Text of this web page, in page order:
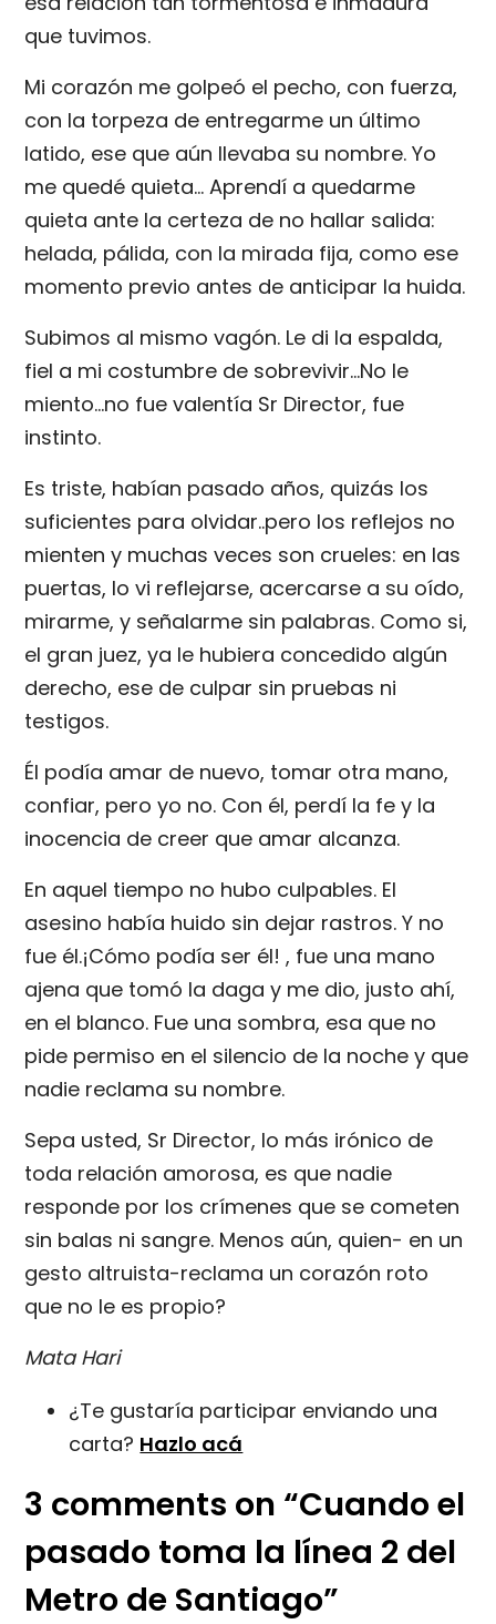
que tuvimos.
Mi corazón me golpeó el pecho, con fuerza,
con la torpeza de entregarme un último
latido, ese que aún llevaba su nombre. Yo
me quedé quieta… Aprendí a quedarme
quieta ante la certeza de no hallar salida:
helada, pálida, con la mirada fija, como ese
momento previo antes de anticipar la huida.
Subimos al mismo vagón. Le di la espalda,
fiel a mi costumbre de sobrevivir…No le
miento...no fue valentía Sr Director, fue
instinto.
Es triste, habían pasado años, quizás los
suficientes para olvidar..pero los reflejos no
mienten y muchas veces son crueles: en las
puertas, lo vi reflejarse, acercarse a su oído,
mirarme, y señalarme sin palabras. Como si,
el gran juez, ya le hubiera concedido algún
derecho, ese de culpar sin pruebas ni
testigos.
Él podía amar de nuevo, tomar otra mano,
confiar, pero yo no. Con él, perdí la fe y la
inocencia de creer que amar alcanza.
En aquel tiempo no hubo culpables. El
asesino había huido sin dejar rastros. Y no
fue él.¡Cómo podía ser él! , fue una mano
ajena que tomó la daga y me dio, justo ahí,
en el blanco. Fue una sombra, esa que no
pide permiso en el silencio de la noche y que
nadie reclama su nombre.
Sepa usted, Sr Director, lo más irónico de
toda relación amorosa, es que nadie
responde por los crímenes que se cometen
sin balas ni sangre. Menos aún, quien- en un
gesto altruista-reclama un corazón roto
que no le es propio?
Mata Hari
¿Te gustaría participar enviando una
carta? Hazlo acá
3 comments on “Cuando el
pasado toma la línea 2 del
Metro de Santiago”